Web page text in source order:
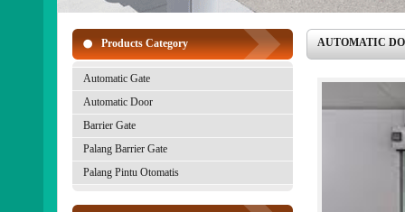
Products Category
Automatic Gate
Automatic Door
Barrier Gate
Palang Barrier Gate
Palang Pintu Otomatis
AUTOMATIC